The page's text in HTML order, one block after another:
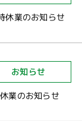
休業のお知らせ
お知らせ
業のお知らせ